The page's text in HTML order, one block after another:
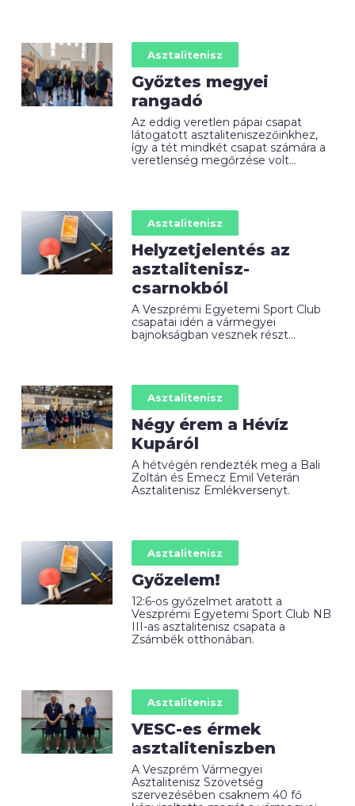
Asztalitenisz
Győztes megyei
rangadó
Az eddig veretlen pápai csapat
látogatott asztaliteniszezőinkhez,
így a tét mindkét csapat számára a
veretlenség megőrzése volt...
Asztalitenisz
Helyzetjelentés az
asztalitenisz-
csarnokból
A Veszprémi Egyetemi Sport Club
csapatai idén a vármegyei
bajnokságban vesznek részt...
Asztalitenisz
Négy érem a Hévíz
Kupáról
A hétvégén rendezték meg a Bali
Zoltán és Emecz Emil Veterán
Asztalitenisz Emlékversenyt.
Asztalitenisz
Győzelem!
12:6-os győzelmet aratott a
Veszprémi Egyetemi Sport Club NB
III-as asztalitenisz csapata a
Zsámbék otthonában.
Asztalitenisz
VESC-es érmek
asztaliteniszben
A Veszprém Vármegyei
Asztalitenisz Szövetség
szervezésében csaknem 40 fő